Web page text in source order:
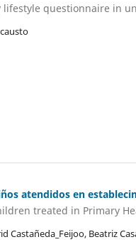
questionnaire in
atendidos en
treated in Primary
Castañeda_Feijoo, Beatriz